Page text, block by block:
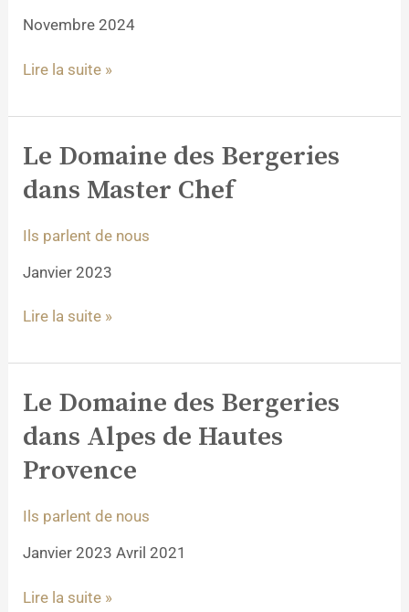
Novembre 2024
Magnum
Lire la suite »
Le Domaine des Bergeries
dans Master Chef
Ils parlent de nous
Janvier 2023
Le
des
dans
Chef
Lire la suite »
Le Domaine des Bergeries
dans Alpes de Hautes
Provence
Ils parlent de nous
Janvier 2023 Avril 2021
Le
des
Bergeries
dans
Alpes
de
Hautes
Lire la suite »